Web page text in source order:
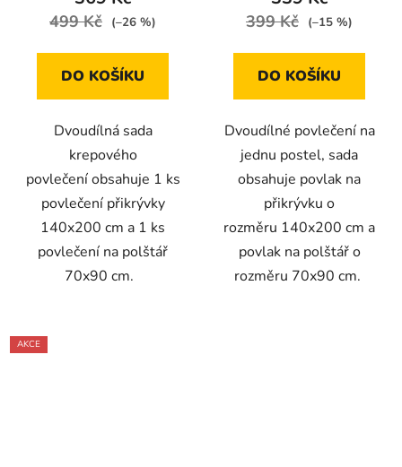
499 Kč (–26 %)
DO KOŠÍKU
Dvoudílná sada
krepového
povlečení obsahuje 1 ks
povlečení přikrývky
140x200 cm a 1 ks
povlečení na polštář
70x90 cm.
399 Kč (–15 %)
DO KOŠÍKU
Dvoudílné povlečení na
jednu postel, sada
obsahuje povlak na
přikrývku o
rozměru 140x200 cm a
povlak na polštář o
rozměru 70x90 cm.
AKCE